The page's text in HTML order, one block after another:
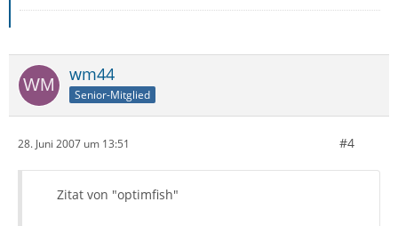
wm44
Senior-Mitglied
28. Juni 2007 um 13:51 #4
Zitat von "optimfish"